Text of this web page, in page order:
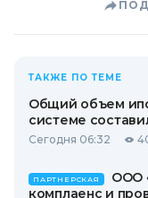
ТАКЖЕ ПО ТЕМЕ
Общий объем
системе
Сегодня 06:32
ПАРТНЕРСКАЯ
ООО
комплаенс и